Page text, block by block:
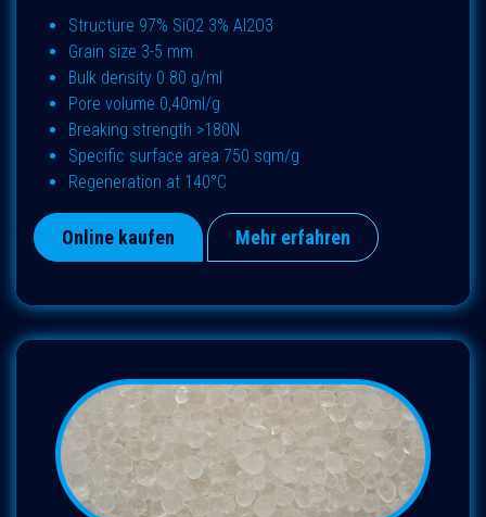
Structure 97% SiO2 3% Al2O3
Grain size 3-5 mm
Bulk density 0.80 g/ml
Pore volume 0,40ml/g
Breaking strength >180N
Specific surface area 750 sqm/g
Regeneration at 140°C
Online kaufen Mehr erfahren